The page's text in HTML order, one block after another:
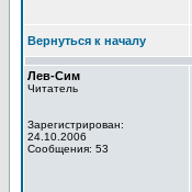
Вернуться к началу
Лев-Сим
Читатель
Зарегистрирован:
24.10.2006
Сообщения: 53